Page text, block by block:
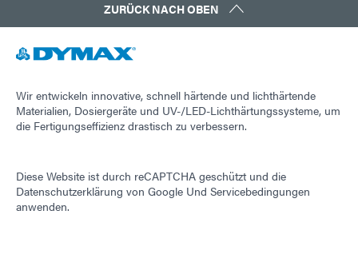
ZURÜCK NACH OBEN
Wir entwickeln innovative, schnell härtende und lichthärtende
Materialien, Dosiergeräte und UV-/LED-Lichthärtungssysteme, um
die Fertigungseffizienz drastisch zu verbessern.
Diese Website ist durch reCAPTCHA geschützt und die
Datenschutzerklärung von Google Und Servicebedingungen
anwenden.